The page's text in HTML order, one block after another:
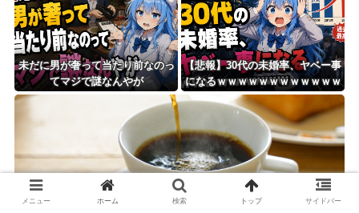
未だに男が奢って当たり前なのっ
てマジで謎なんやが
【悲報】30代の未婚率、ヤベー事
になるｗｗｗｗｗｗｗｗｗｗｗｗ
ｗ
痩せたい奴はブラックコーヒー飲めｗｗｗｗｗｗｗｗｗｗｗｗｗ
メニュー ホーム 検索 トップ サイドバー